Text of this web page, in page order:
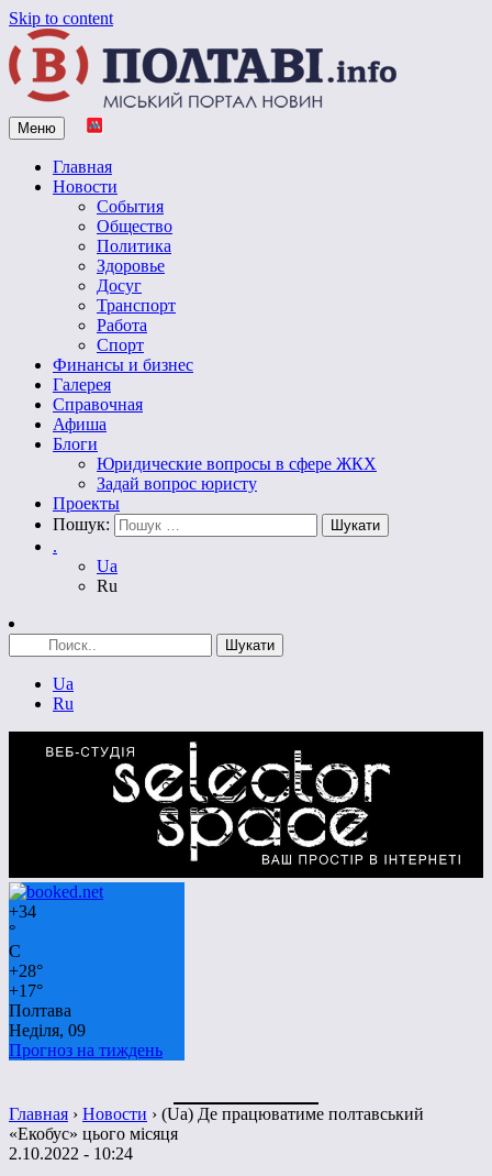
Skip to content
Vpoltave.info
Полтавский портал новостей
Меню
Главная
Новости
События
Общество
Политика
Здоровье
Досуг
Транспорт
Работа
Спорт
Финансы и бизнес
Галерея
Справочная
Афиша
Блоги
Юридические вопросы в сфере ЖКХ
Задай вопрос юристу
Проекты
Пошук:
.
Ua
Ru
Ua
Ru
+34
°
C
+28°
+17°
Полтава
Неділя, 09
Прогноз на тиждень
Главная › Новости › (Ua) Де працюватиме полтавський
«Екобус» цього місяця
2.10.2022 - 10:24